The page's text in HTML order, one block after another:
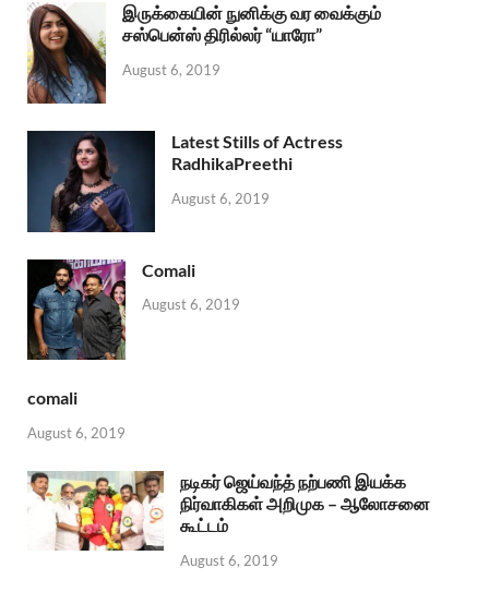
இருக்கையின் நுனிக்கு வர வைக்கும்
சஸ்பென்ஸ் திரில்லர் “யாரோ”
August 6, 2019
Latest Stills of Actress
RadhikaPreethi
August 6, 2019
Comali
August 6, 2019
comali
August 6, 2019
நடிகர் ஜெய்வந்த் நற்பணி இயக்க
நிர்வாகிகள் அறிமுக – ஆலோசனை
கூட்டம்
August 6, 2019